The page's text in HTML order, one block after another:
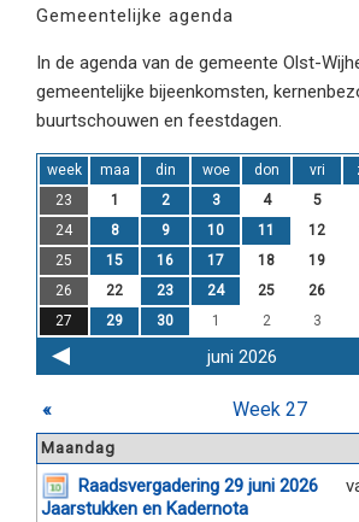
Gemeentelijke agenda
In de agenda van de gemeente Olst-
gemeentelijke bijeenkomsten,
buurtschouwen en feestdagen.
week maa din woe don vri
23
1 2 3 4 5
24
8 9 10 11 12
25
15 16 17 18 19
26
22 23 24 25 26
27
29 30 1 2 3
juni 2026
« Week 27
Maandag
Raadsvergadering 29 juni 2026
Jaarstukken en Kadernota